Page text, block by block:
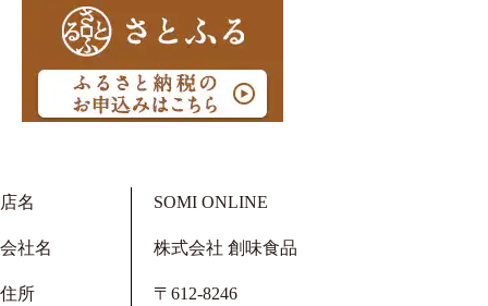
店名 SOMI ONLINE
会社名 株式会社 創味食品
住所
〒612-8246